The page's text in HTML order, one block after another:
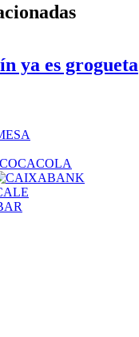
ya es grogueta